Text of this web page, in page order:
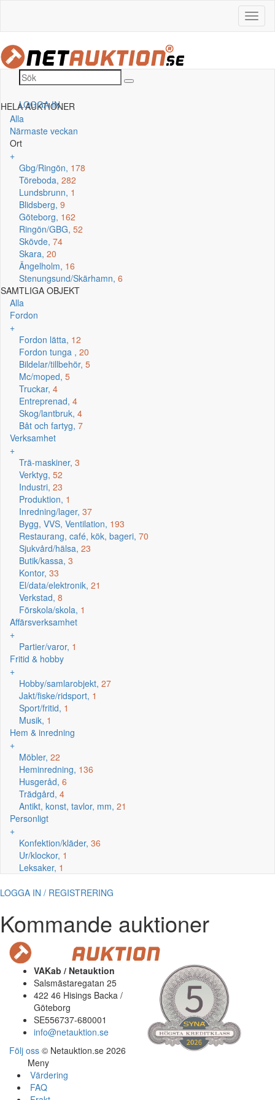
LOGGA IN
HELA AUKTIONER
Alla
Närmaste veckan
Ort
+
Gbg/Ringön, 178
Töreboda, 282
Lundsbrunn, 1
Blidsberg, 9
Göteborg, 162
Ringön/GBG, 52
Skövde, 74
Skara, 20
Ängelholm, 16
Stenungsund/Skärhamn, 6
SAMTLIGA OBJEKT
Alla
Fordon
+
Fordon lätta, 12
Fordon tunga , 20
Bildelar/tillbehör, 5
Mc/moped, 5
Truckar, 4
Entreprenad, 4
Skog/lantbruk, 4
Båt och fartyg, 7
Verksamhet
+
Trä-maskiner, 3
Verktyg, 52
Industri, 23
Produktion, 1
Inredning/lager, 37
Bygg, VVS, Ventilation, 193
Restaurang, café, kök, bageri, 70
Sjukvård/hälsa, 23
Butik/kassa, 3
Kontor, 33
El/data/elektronik, 21
Verkstad, 8
Förskola/skola, 1
Affärsverksamhet
+
Partier/varor, 1
Fritid & hobby
+
Hobby/samlarobjekt, 27
Jakt/fiske/ridsport, 1
Sport/fritid, 1
Musik, 1
Hem & inredning
+
Möbler, 22
Heminredning, 136
Husgeråd, 6
Trädgård, 4
Antikt, konst, tavlor, mm, 21
Personligt
+
Konfektion/kläder, 36
Ur/klockor, 1
Leksaker, 1
LOGGA IN / REGISTRERING
Kommande auktioner
VAKab / Netauktion
Salsmästaregatan 25
422 46 Hisings Backa /
Göteborg
SE556737-680001
info@netauktion.se
Följ oss © Netauktion.se 2026
Meny
Värdering
FAQ